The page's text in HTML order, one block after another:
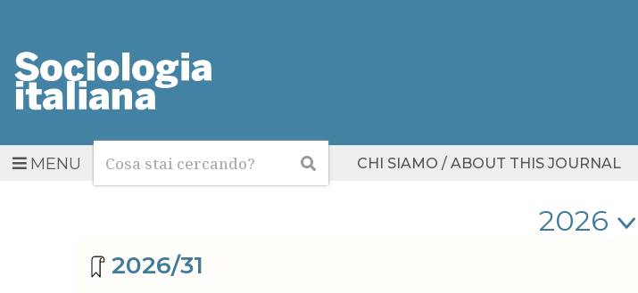
MENUCerca Cerca CHI SIAMO / ABOUT THIS JOURNAL
Seleziona anno
2026/31